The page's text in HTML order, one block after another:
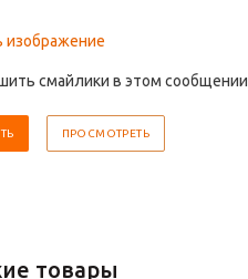
изображение
смайлики в этом сообщении
товары